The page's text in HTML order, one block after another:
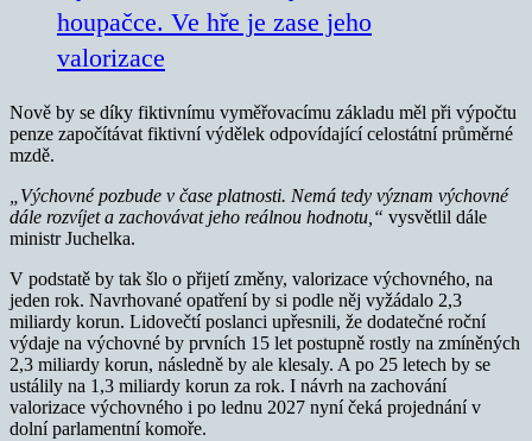
houpačce. Ve hře je zase jeho
valorizace
Nově by se díky fiktivnímu vyměřovacímu základu měl při výpočtu
penze započítávat fiktivní výdělek odpovídající celostátní průměrné
mzdě.
„Výchovné pozbude v čase platnosti. Nemá tedy význam výchovné
dále rozvíjet a zachovávat jeho reálnou hodnotu,“ vysvětlil dále
ministr Juchelka.
V podstatě by tak šlo o přijetí změny, valorizace výchovného, na
jeden rok. Navrhované opatření by si podle něj vyžádalo 2,3
miliardy korun. Lidovečtí poslanci upřesnili, že dodatečné roční
výdaje na výchovné by prvních 15 let postupně rostly na zmíněných
2,3 miliardy korun, následně by ale klesaly. A po 25 letech by se
ustálily na 1,3 miliardy korun za rok. I návrh na zachování
valorizace výchovného i po lednu 2027 nyní čeká projednání v
dolní parlamentní komoře.